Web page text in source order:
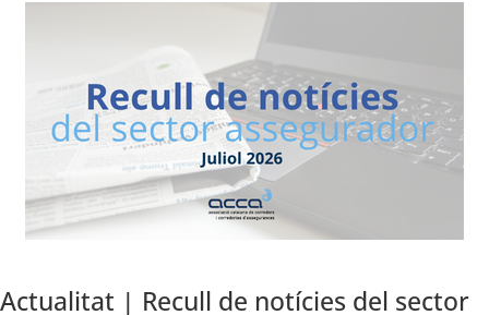
Actualitat | Recull de notícies del sector